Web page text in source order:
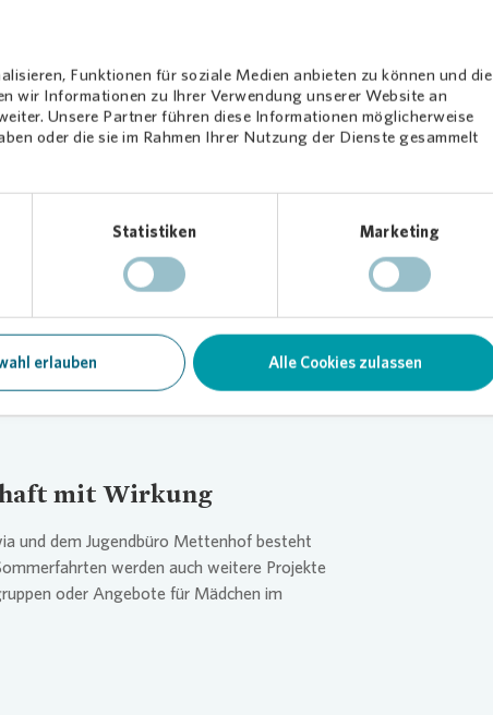
Funktionen für soziale Medien anbieten zu können und die
wir Informationen zu Ihrer Verwendung unserer Website an
Unsere Partner führen diese Informationen möglicherweise
oder die sie im Rahmen Ihrer Nutzung der Dienste gesammelt
Statistiken Marketing
erlauben Alle Cookies zulassen
aufzeigen
bietet das Jugendbüro
im Alltag. Die jährlich
ein wichtiger Baustein: Sie schaffen
über den Stadtteil hinaus – und schenken
für Mettenhofer
drei geplanten Familienfahrten mit einer
es wichtig, dass Kinder unabhängig vom
sagt Susan-Katrin Zunker,
Vonovia
mit Wirkung
und dem Jugendbüro Mettenhof besteht
werden auch weitere Projekte
oder Angebote für Mädchen im